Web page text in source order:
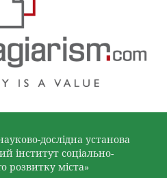
дослідна установа
інститут соціально-
розвитку міста»